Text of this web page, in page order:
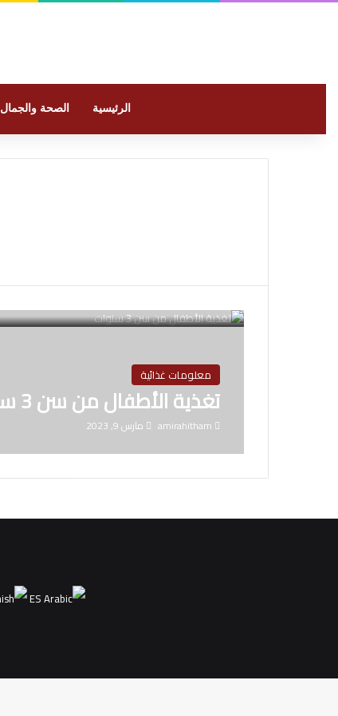
الرئيسية الصحة والجمال
معلومات غذائية
تغذية الأطفال من سن 3 سنوات
amirahitham مارس 9, 2023
ES